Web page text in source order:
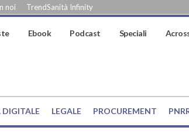
noi TrendSanità Infinity
Ebook Podcast Speciali
DIGITALE LEGALE PROCUREMENT